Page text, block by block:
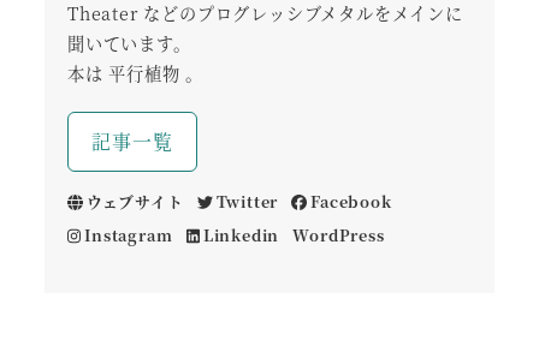
Theater などのプログレッシブメタルをメインに
聞いています。
本は 平行植物 。
記事一覧
ウェブサイト Twitter
Facebook
Instagram
Linkedin WordPress